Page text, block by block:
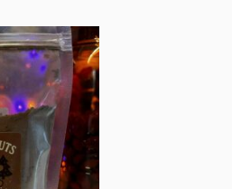
Kedvencekhez